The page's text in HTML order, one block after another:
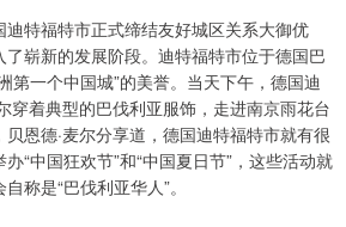
特福特市正式缔结友好城区关系大御优
崭新的发展阶段。迪特福特市位于德国巴
第一个中国城”的美誉。当天下午，德国迪
穿着典型的巴伐利亚服饰，走进南京雨花台
恩德·麦尔分享道，德国迪特福特市就有很
“中国狂欢节”和“中国夏日节”，这些活动就
称是“巴伐利亚华人”。